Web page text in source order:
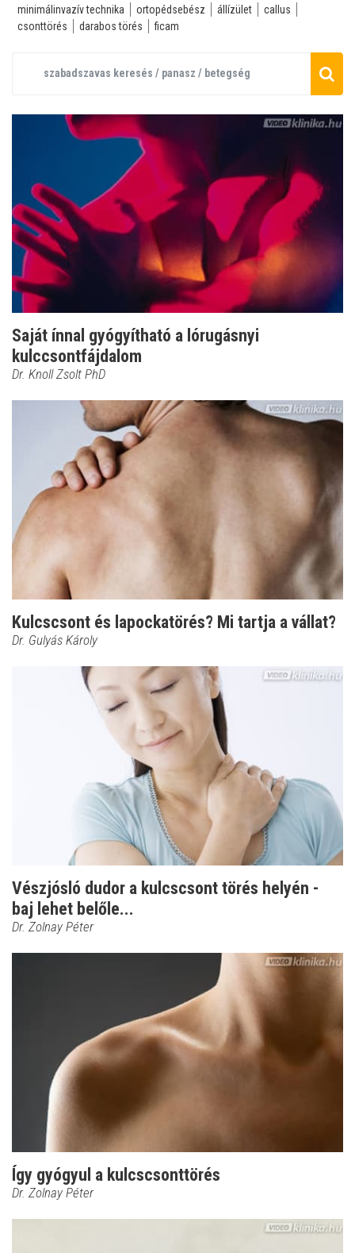
minimálinvazív technika
ortopédsebész állízület
callus
csonttörés
darabos törés ficam
Saját ínnal gyógyítható a lórugásnyi
kulccsontfájdalom
Dr. Knoll Zsolt PhD
Kulcscsont és lapockatörés? Mi tartja a vállat?
Dr. Gulyás Károly
Vészjósló dudor a kulcscsont törés helyén -
baj lehet belőle...
Dr. Zolnay Péter
Így gyógyul a kulcscsonttörés
Dr. Zolnay Péter